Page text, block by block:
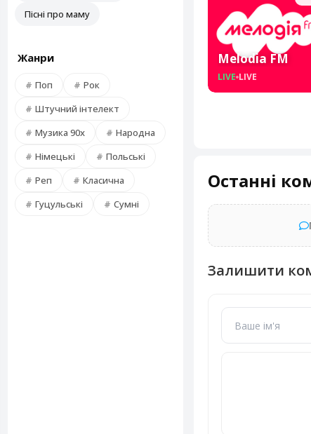
Пісні про маму
Жанри
Поп
Рок
Штучний інтелект
Музика 90х
Народна
Німецькі
Польські
Реп
Класична
Гуцульські
Сумні
Melodia FM
LIVE LIVE
Останні
Залишити